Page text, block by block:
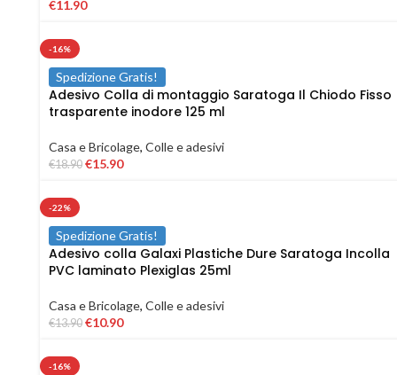
€11.90
-16%
Spedizione Gratis!
Adesivo Colla di montaggio Saratoga Il Chiodo Fisso
trasparente inodore 125 ml
Casa e Bricolage, Colle e adesivi
€18.90 €15.90
-22%
Spedizione Gratis!
Adesivo colla Galaxi Plastiche Dure Saratoga Incolla
PVC laminato Plexiglas 25ml
Casa e Bricolage, Colle e adesivi
€13.90 €10.90
-16%